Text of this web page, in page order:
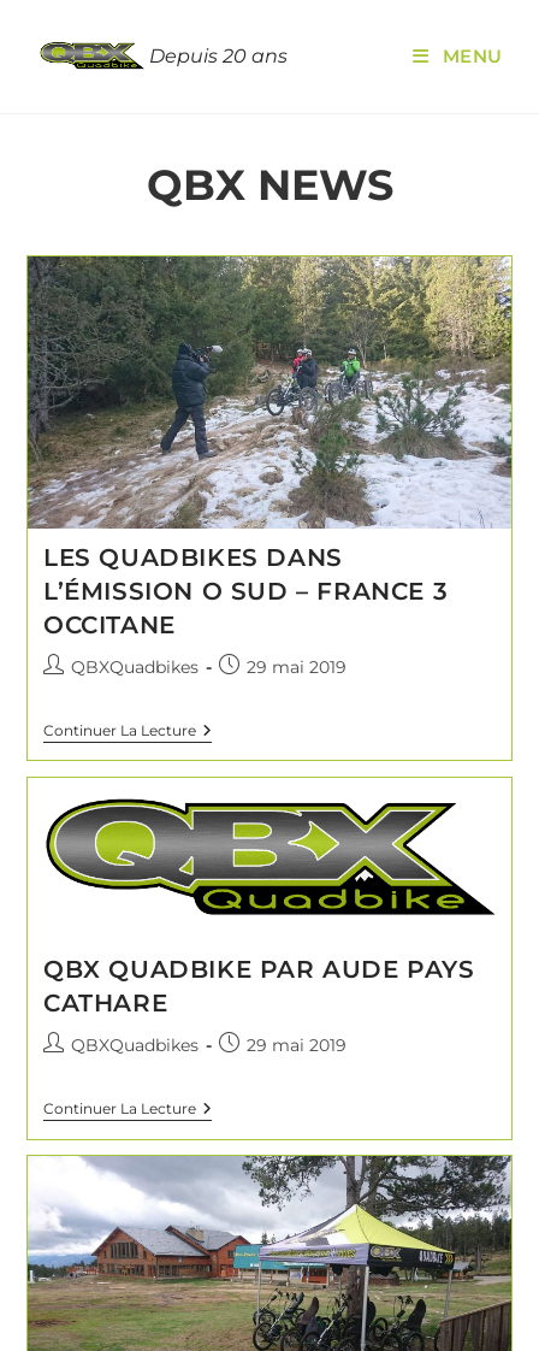
Depuis 20 ans MENU
QBX NEWS
LES QUADBIKES DANS
L’ÉMISSION O SUD – FRANCE 3
OCCITANE
QBXQuadbikes 29 mai 2019
Continuer La Lecture
QBX QUADBIKE PAR AUDE PAYS
CATHARE
QBXQuadbikes 29 mai 2019
Continuer La Lecture